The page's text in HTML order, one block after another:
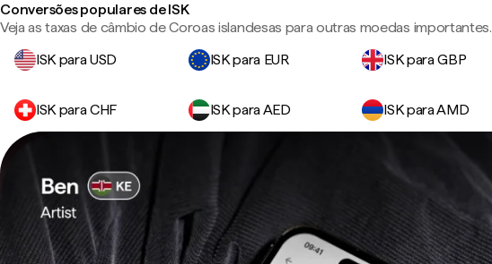
Conversões populares de ISK
Veja as taxas de câmbio de Coroas islandesas para outras moedas importantes.
ISK para USD
ISK para EUR ISK para GBP
ISK para CHF ISK para AED ISK para AMD